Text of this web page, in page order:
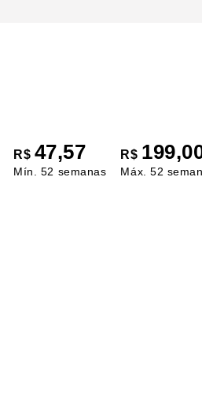
R$ 47,57
Mín. 52 semanas
R$
Máx. 52